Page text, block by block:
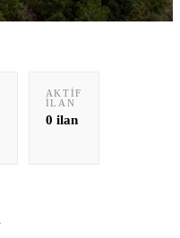
AKTIF
İLAN
0 ilan